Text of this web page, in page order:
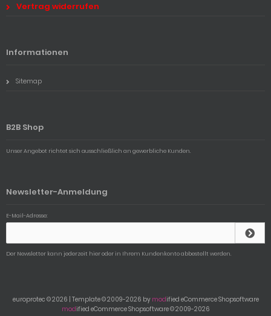
Vertrag widerrufen
Informationen
Sitemap
B2B Shop
Unser Angebot richtet sich ausschließlich an gewerbliche Kunden.
Newsletter-Anmeldung
E-Mail-Adresse:
Der Newsletter kann jederzeit hier oder in Ihrem Kundenkonto abbestellt werden.
europrotec © 2026 | Template © 2009-2026 by modified eCommerce Shopsoftware
modified eCommerce Shopsoftware © 2009-2026